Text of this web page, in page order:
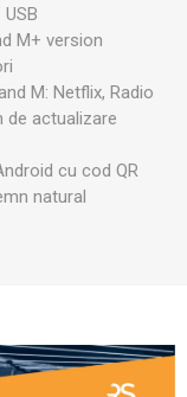
M+ version
M: Netflix, Radio
de actualizare
cu cod QR
natural